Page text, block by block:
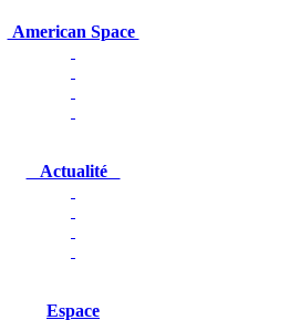
American Space
Actualité
Espace